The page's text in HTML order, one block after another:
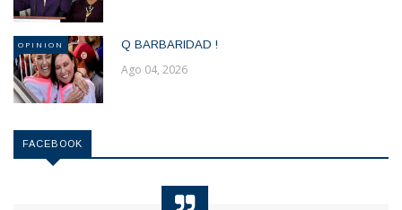
OPINION Q BARBARIDAD !
Ago 04, 2026
FACEBOOK